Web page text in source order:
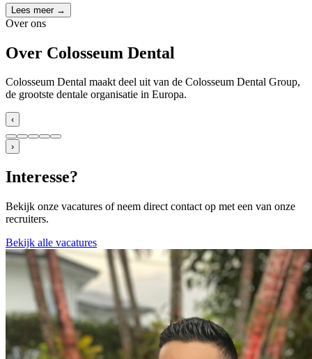
Lees meer →
Over ons
Over Colosseum Dental
Colosseum Dental maakt deel uit van de Colosseum Dental Group,
de grootste dentale organisatie in Europa.
‹
›
Interesse?
Bekijk onze vacatures of neem direct contact op met een van onze
recruiters.
Bekijk alle vacatures